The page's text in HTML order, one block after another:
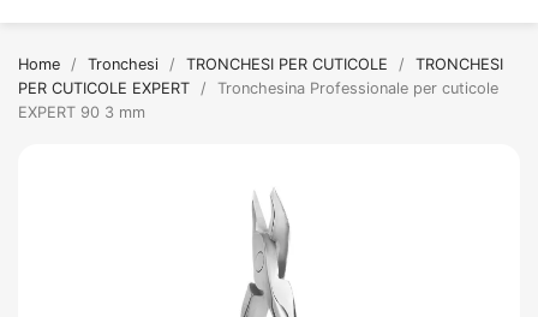
Home Tronchesi TRONCHESI PER CUTICOLE
TRONCHESI
PER CUTICOLE EXPERT
Tronchesina Professionale per cuticole
EXPERT 90 3 mm